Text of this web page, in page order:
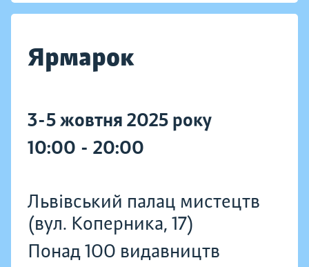
Ярмарок
3-5 жовтня 2025 року
10:00 - 20:00
Львівський палац мистецтв
(вул. Коперника, 17)
Понад 100 видавництв